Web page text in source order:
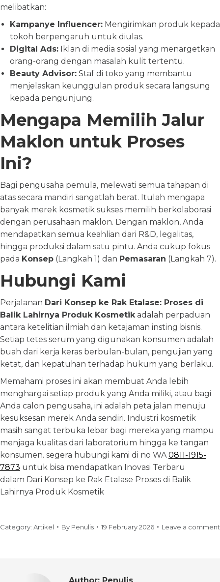
melibatkan:
Kampanye Influencer: Mengirimkan produk kepada
tokoh berpengaruh untuk diulas.
Digital Ads: Iklan di media sosial yang menargetkan
orang-orang dengan masalah kulit tertentu.
Beauty Advisor: Staf di toko yang membantu
menjelaskan keunggulan produk secara langsung
kepada pengunjung.
Mengapa Memilih Jalur
Maklon untuk Proses
Ini?
Bagi pengusaha pemula, melewati semua tahapan di
atas secara mandiri sangatlah berat. Itulah mengapa
banyak merek kosmetik sukses memilih berkolaborasi
dengan perusahaan maklon. Dengan maklon, Anda
mendapatkan semua keahlian dari R&D, legalitas,
hingga produksi dalam satu pintu. Anda cukup fokus
pada Konsep (Langkah 1) dan Pemasaran (Langkah 7).
Hubungi Kami
Perjalanan Dari Konsep ke Rak Etalase: Proses di
Balik Lahirnya Produk Kosmetikadalah perpaduan
antara ketelitian ilmiah dan ketajaman insting bisnis.
Setiap tetes serum yang digunakan konsumen adalah
buah dari kerja keras berbulan-bulan, pengujian yang
ketat, dan kepatuhan terhadap hukum yang berlaku.
Memahami proses ini akan membuat Anda lebih
menghargai setiap produk yang Anda miliki, atau bagi
Anda calon pengusaha, ini adalah peta jalan menuju
kesuksesan merek Anda sendiri. Industri kosmetik
masih sangat terbuka lebar bagi mereka yang mampu
menjaga kualitas dari laboratorium hingga ke tangan
konsumen. segera hubungi kami di no WA0811-1915-
7873 untuk bisa mendapatkan Inovasi Terbaru
dalam Dari Konsep ke Rak Etalase Proses di Balik
Lahirnya Produk Kosmetik
Category: Artikel By Penulis 19 February 2026 Leave a comment